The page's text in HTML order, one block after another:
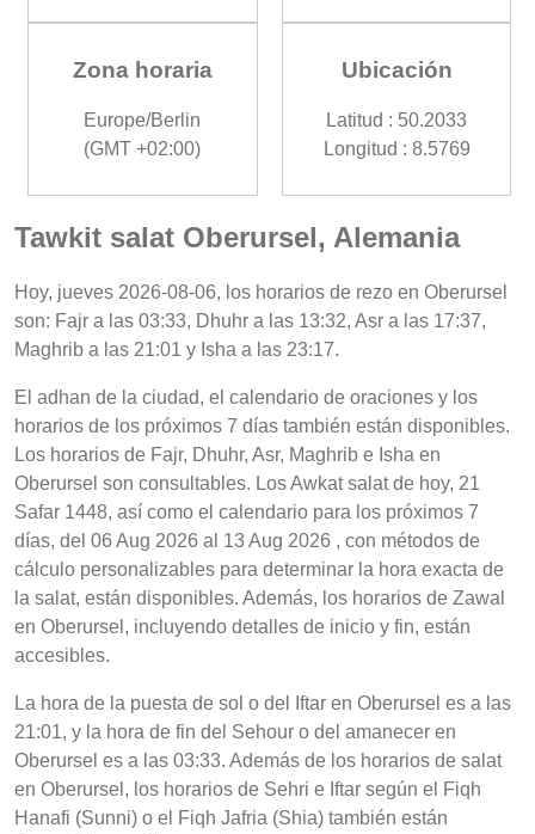
Zona horaria
Europe/Berlin
(GMT +02:00)
Ubicación
Latitud : 50.2033
Longitud : 8.5769
Tawkit salat Oberursel, Alemania
Hoy, jueves 2026-08-06, los horarios de rezo en Oberursel
son: Fajr a las 03:33, Dhuhr a las 13:32, Asr a las 17:37,
Maghrib a las 21:01 y Isha a las 23:17.
El adhan de la ciudad, el calendario de oraciones y los
horarios de los próximos 7 días también están disponibles.
Los horarios de Fajr, Dhuhr, Asr, Maghrib e Isha en
Oberursel son consultables. Los Awkat salat de hoy, 21
Safar 1448, así como el calendario para los próximos 7
días, del 06 Aug 2026 al 13 Aug 2026 , con métodos de
cálculo personalizables para determinar la hora exacta de
la salat, están disponibles. Además, los horarios de Zawal
en Oberursel, incluyendo detalles de inicio y fin, están
accesibles.
La hora de la puesta de sol o del Iftar en Oberursel es a las
21:01, y la hora de fin del Sehour o del amanecer en
Oberursel es a las 03:33. Además de los horarios de salat
en Oberursel, los horarios de Sehri e Iftar según el Fiqh
Hanafi (Sunni) o el Fiqh Jafria (Shia) también están